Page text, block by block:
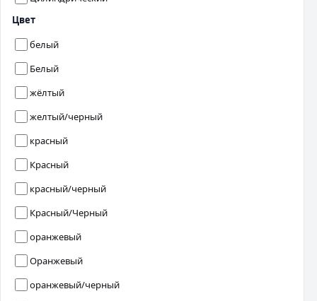
Цвет
белый
Белый
жёлтый
желтый/черный
красный
Красный
красный/черный
Красный/Черный
оранжевый
Оранжевый
оранжевый/черный